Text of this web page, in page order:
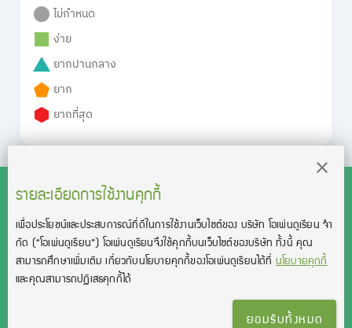
ไม่กำหนด
ง่าย
ยากปานกลาง
ยาก
ยากที่สุด
รายละเอียดการใช้งานคุกกี้
เพื่อประโยชน์และประสบการณ์ที่ดีในการใช้งานเว็บไซต์ของ บริษัท โอเพ่นดูเรียน จํา
กัด (“โอเพ่นดูเรียน”)โอเพ่นดูเรียนจึงใช้คุกกี้บนเว็บไซต์ของบริษัท ทั้งนี้ คุณ
สามารถศึกษาเพิ่มเติม เกี่ยวกับนโยบายคุกกี้ของโอเพ่นดูเรียนได้ที่นโยบายคุกกี้
และคุณสามารถปฏิเสธคุกกี้ได้
ยอมรับทั้งหมด
สงวนลิขสิทธิ์โดย บริษัท โอเพ่นดูเรียน จำกัด 2021 ©︎ OpenDurian
Co., Ltd.
TOEIC® and TOEFL® are registered trademarks of Educational Testing
ติดต่อเรา